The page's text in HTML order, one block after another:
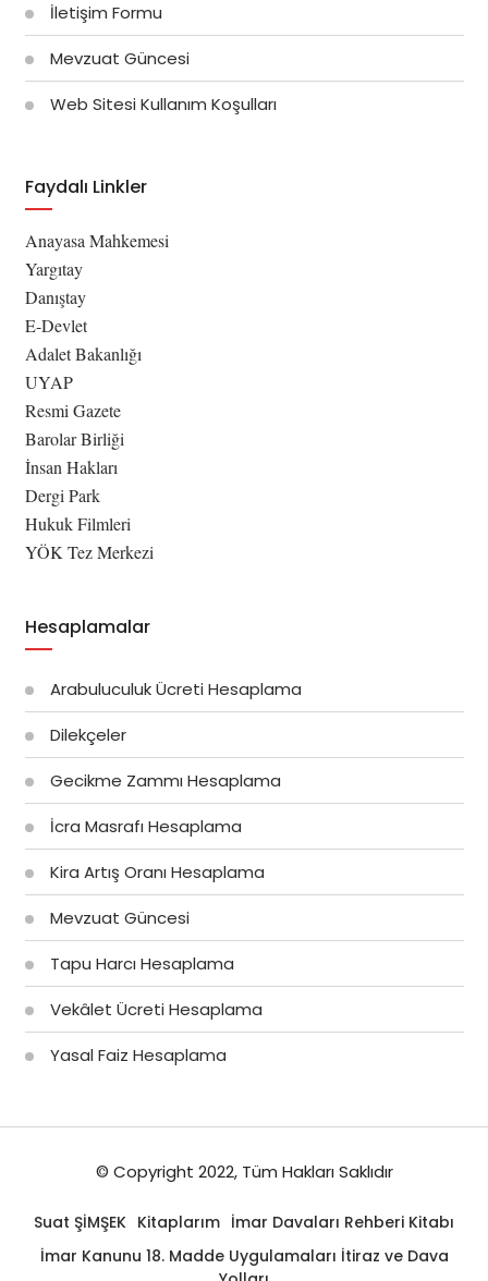
İletişim Formu
Mevzuat Güncesi
Web Sitesi Kullanım Koşulları
Faydalı Linkler
Anayasa Mahkemesi
Yargıtay
Danıştay
E-Devlet
Adalet Bakanlığı
UYAP
Resmi Gazete
Barolar Birliği
İnsan Hakları
Dergi Park
Hukuk Filmleri
YÖK Tez Merkezi
Hesaplamalar
Arabuluculuk Ücreti Hesaplama
Dilekçeler
Gecikme Zammı Hesaplama
İcra Masrafı Hesaplama
Kira Artış Oranı Hesaplama
Mevzuat Güncesi
Tapu Harcı Hesaplama
Vekâlet Ücreti Hesaplama
Yasal Faiz Hesaplama
© Copyright 2022, Tüm Hakları Saklıdır
Suat ŞİMŞEK Kitaplarım İmar Davaları Rehberi Kitabı
İmar Kanunu 18. Madde Uygulamaları İtiraz ve Dava